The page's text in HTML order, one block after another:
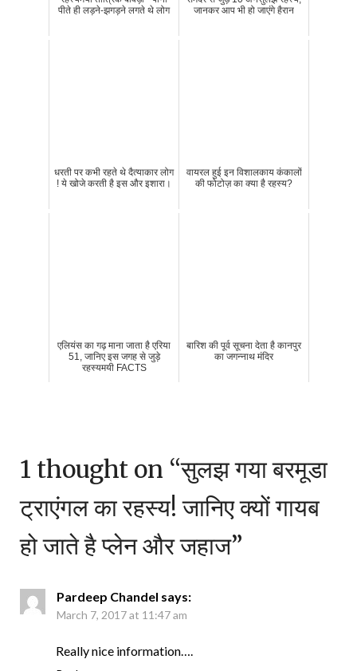
पीते ही लड़ने-झगड़ने लगते थे लोग
जानकर आप भी हो जाएंगे हैरान
धरती पर कभी रहते थे दैत्याकार लोग
! ये खोजे करती है इस और इशारा।
वायरल हुई इन विशालकाय कंकालों
की फोटोज़ का क्या है रहस्य?
एलियंस का गढ़ माना जाता है एरिया
51, जानिए इस जगह से जुड़े
रहस्यमयी FACTS
बारिश की पूर्व सूचना देता है कानपुर
का जगन्नाथ मंदिर
1 thought on “सुलझ गया बरमूडा
ट्राएंगल का रहस्य! जानिए क्यों गायब
हो जाते है प्लेन और जहाज”
Pardeep Chandel says:
March 7, 2017 at 11:47 am
Really nice information….